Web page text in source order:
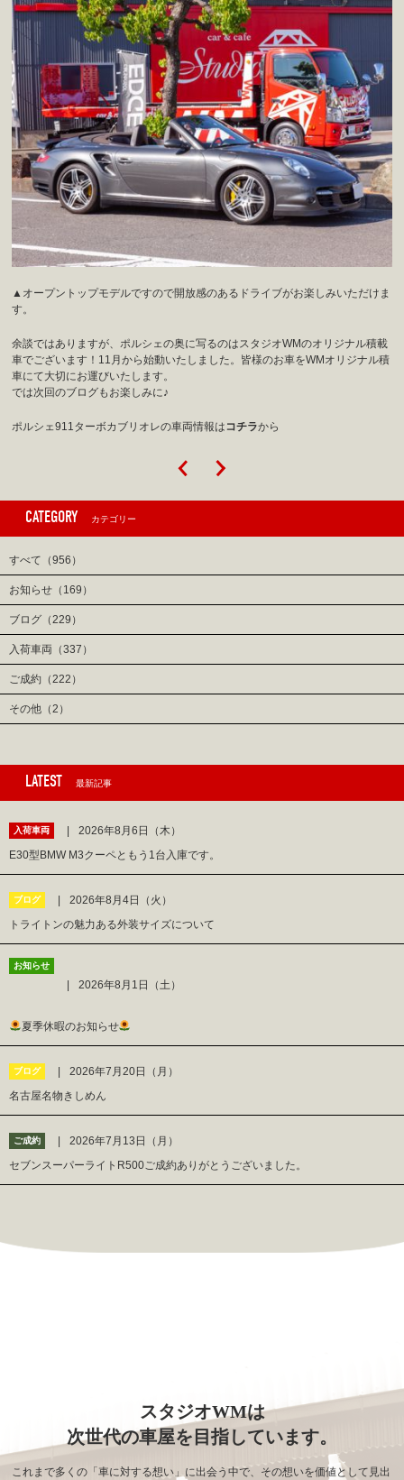
▲オープントップモデルですので開放感のあるドライブがお楽しみいただけま
す。
余談ではありますが、ポルシェの奥に写るのはスタジオWMのオリジナル積載
車でございます！11月から始動いたしました。皆様のお車をWMオリジナル積
車にて大切にお運びいたします。
では次回のブログもお楽しみに♪
ポルシェ911ターボカブリオレの車両情報はコチラから
CATEGORY カテゴリー
すべて（956）
お知らせ（169）
ブログ（229）
入荷車両（337）
ご成約（222）
その他（2）
LATEST 最新記事
入荷車両
2026年8月6日（木）
E30型BMW M3クーペともう1台入庫です。
ブログ
2026年8月4日（火）
トライトンの魅力ある外装サイズについて
お知らせ
2026年8月1日（土）
夏季休暇のお知らせ
ブログ
2026年7月20日（月）
名古屋名物きしめん
ご成約
2026年7月13日（月）
セブンスーパーライトR500ご成約ありがとうございました。
スタジオWMは
次世代の車屋を目指しています。
これまで多くの「車に対する想い」に出会う中で、その想いを価値として見出